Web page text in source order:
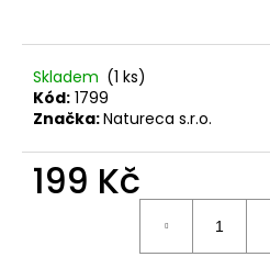
Skladem (1 ks)
Kód: 1799
Značka:Natureca s.r.o.
199 Kč
HLEDAT